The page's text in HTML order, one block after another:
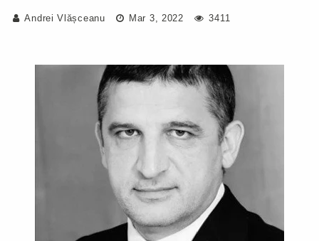
Andrei Vlășceanu Mar 3, 2022 3411